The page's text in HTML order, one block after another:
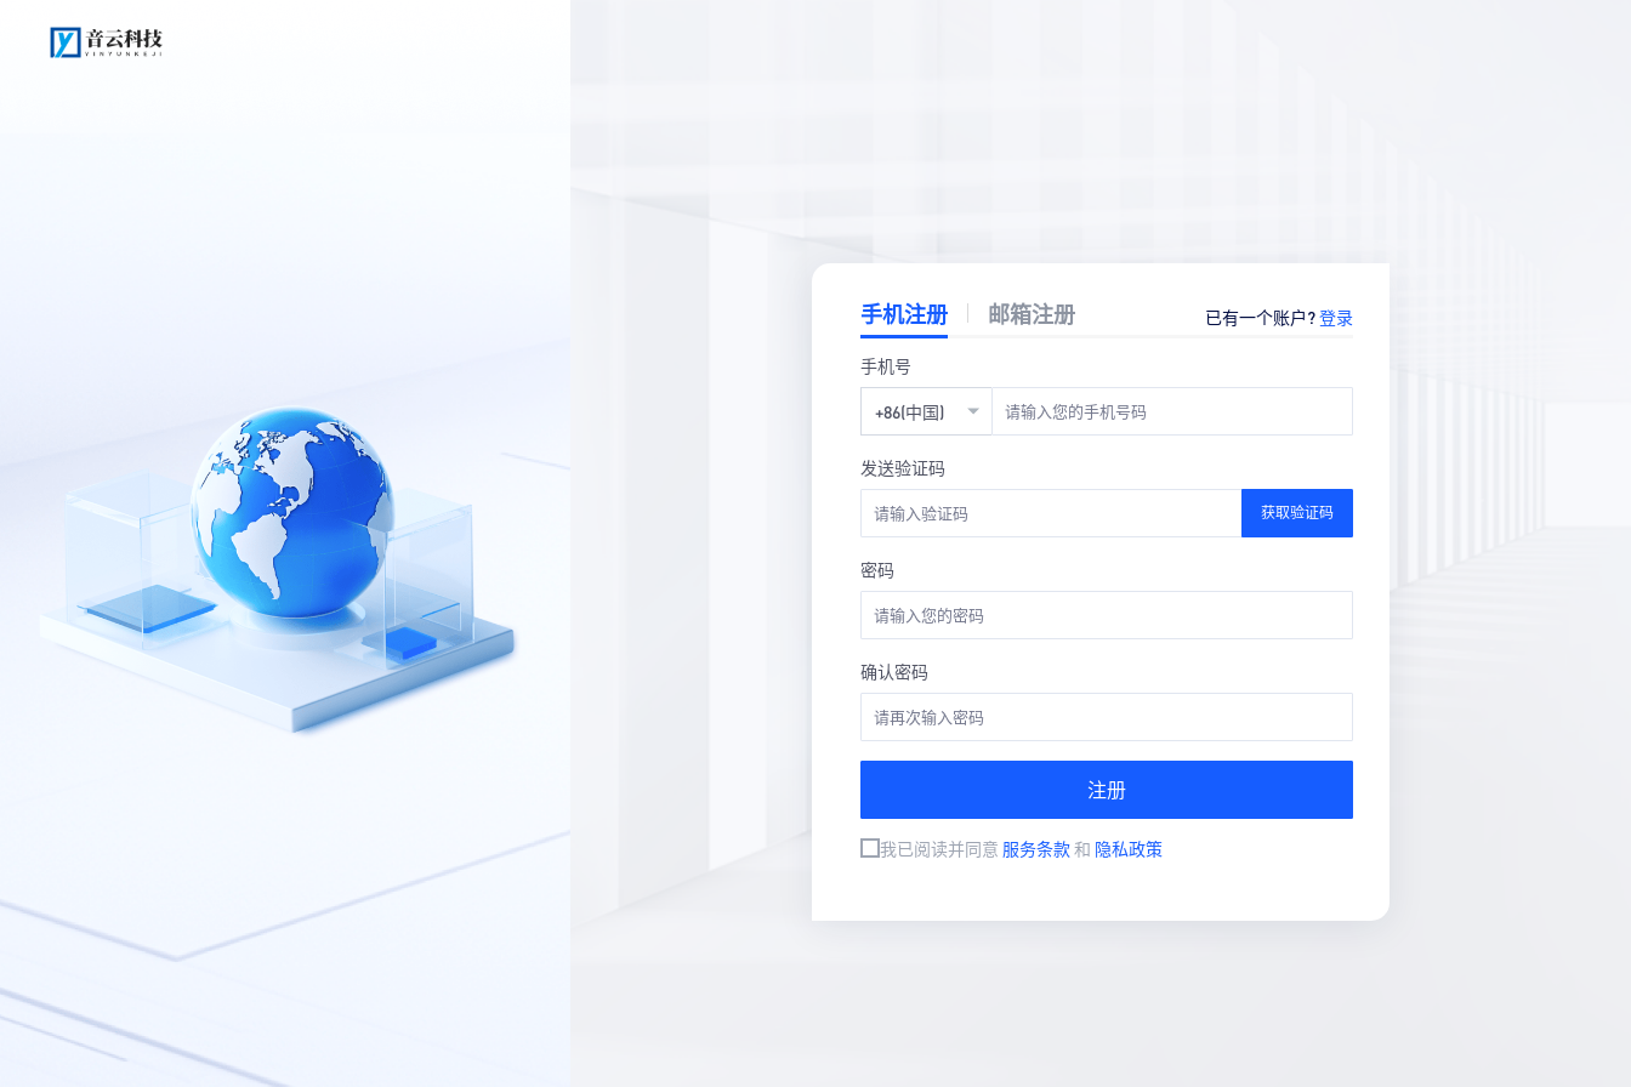
手机注册 邮箱注册 已有一个账户?登录
手机号
+86(中国)
发送验证码
获取验证码
密码
确认密码
注册
我已阅读并同意 服务条款和 隐私政策